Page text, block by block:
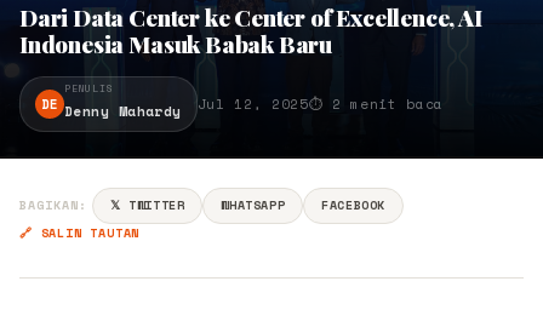
Dari Data Center ke Center of Excellence, AI
Indonesia Masuk Babak Baru
DE
PENULIS
Denny Mahardy Jul 12, 2025⏱ 2 menit baca
BAGIKAN: 𝕏 TWITTER WHATSAPP
FACEBOOK
🔗 SALIN TAUTAN